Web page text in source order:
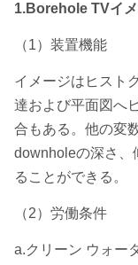
1.Borehole TVイ
（1）装置機能
イメージはヒスト
達および平面図へ
合もある。他の変
downholeの深さ、
ることができる。
（2）労働条件
a.クリーン ウォー